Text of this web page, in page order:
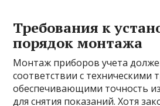
Требования к
порядок монтажа
Монтаж приборов учета
соответствии с техническими
обеспечивающими точность
для снятия показаний. Хотя